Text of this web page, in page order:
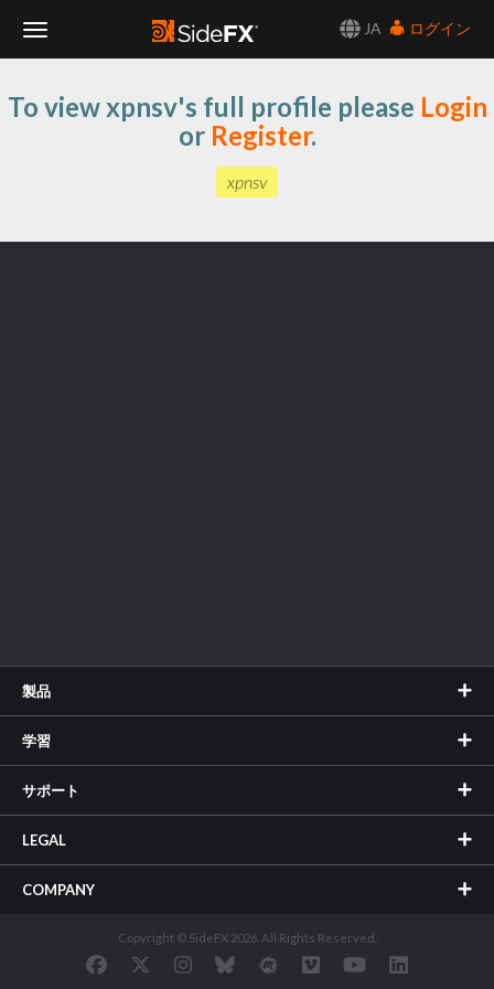
JA
ログイン
Navigation
To view xpnsv's full profile please Login
or Register.
xpnsv
製品
学習
サポート
LEGAL
COMPANY
Copyright © SideFX 2026. All Rights Reserved.